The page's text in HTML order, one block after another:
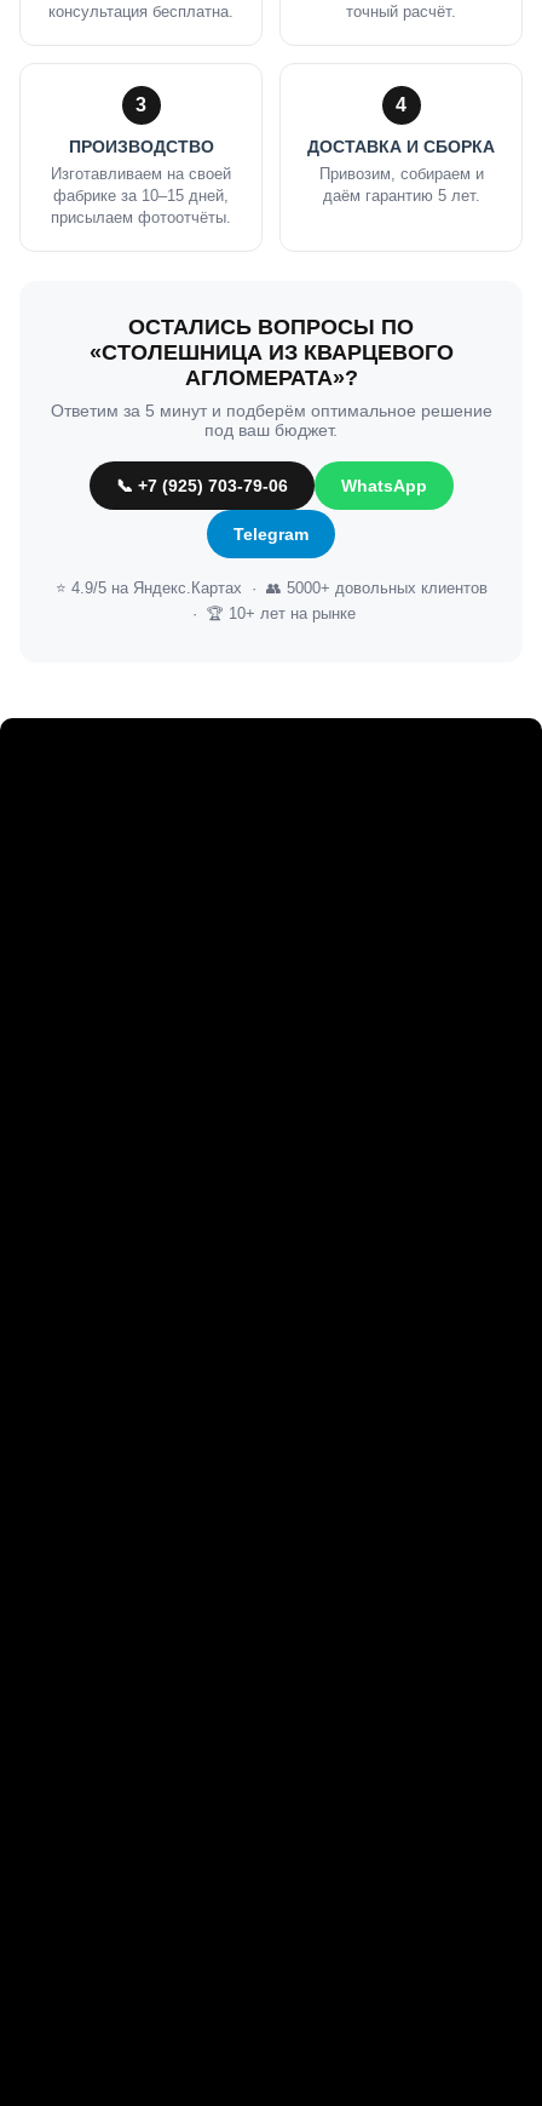
консультация бесплатна.
точный расчёт.
3
ПРОИЗВОДСТВО
Изготавливаем на своей
фабрике за 10–15 дней,
присылаем фотоотчёты.
4
ДОСТАВКА И СБОРКА
Привозим, собираем и
даём гарантию 5 лет.
ОСТАЛИСЬ ВОПРОСЫ ПО
«СТОЛЕШНИЦА ИЗ КВАРЦЕВОГО
АГЛОМЕРАТА»?
Ответим за 5 минут и подберём оптимальное решение
под ваш бюджет.
📞 +7 (925) 703-79-06 WhatsApp
Telegram
⭐ 4.9/5 на Яндекс.Картах · 👥 5000+ довольных клиентов
· 🏆 10+ лет на рынке